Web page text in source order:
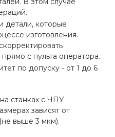
детали, которые
изготовления.
с пульта оператора.
по допуску - от 1 до 6
станках с ЧПУ
зависят от
выше 3 мкм).